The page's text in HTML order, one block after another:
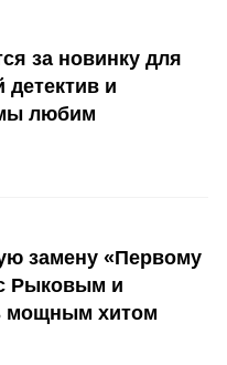
за новинку для
детектив и
любим
замену «Первому
Рыковым и
мощным хитом